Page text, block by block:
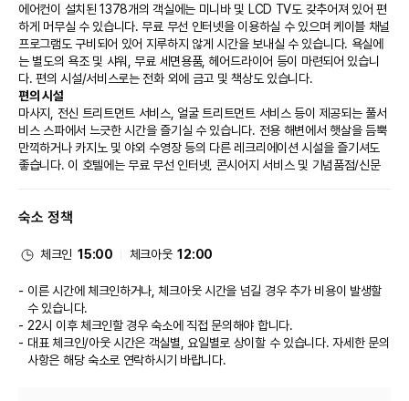
에어컨이 설치된 1378개의 객실에는 미니바 및 LCD TV도 갖추어져 있어 편
하게 머무실 수 있습니다. 무료 무선 인터넷을 이용하실 수 있으며 케이블 채널
프로그램도 구비되어 있어 지루하지 않게 시간을 보내실 수 있습니다. 욕실에
는 별도의 욕조 및 샤워, 무료 세면용품, 헤어드라이어 등이 마련되어 있습니
다. 편의 시설/서비스로는 전화 외에 금고 및 책상도 있습니다.
편의 시설
마사지, 전신 트리트먼트 서비스, 얼굴 트리트먼트 서비스 등이 제공되는 풀서
비스 스파에서 느긋한 시간을 즐기실 수 있습니다. 전용 해변에서 햇살을 듬뿍
만끽하거나 카지노 및 야외 수영장 등의 다른 레크리에이션 시설을 즐기셔도
좋습니다. 이 호텔에는 무료 무선 인터넷, 콘시어지 서비스 및 기념품점/신문
이 호텔에는 7 개의 레스토랑이 있으며 이중 하나인 Nautilus에서 베트남 요
수 있습니다. 비치 바, 풀사이드 바 또는 2 개의 바/라운지에서는 시원한 음료
10:00에 무료로 제공됩니다.
비즈니스, 기타 편의시설
대표적인 편의 시설과 서비스로는 비즈니스 센터, 드라이클리닝/세탁 서비스,
24시간 운영되는 프런트 데스크 등이 있습니다.
숙소 정책
체크인 15:00 체크아웃 12:00
이른 시간에 체크인하거나, 체크아웃 시간을 넘길 경우 추가 비용이 발생할
수 있습니다.
22시 이후 체크인할 경우 숙소에 직접 문의해야 합니다.
대표 체크인/아웃 시간은 객실별, 요일별로 상이할 수 있습니다. 자세한 문의
사항은 해당 숙소로 연락하시기 바랍니다.